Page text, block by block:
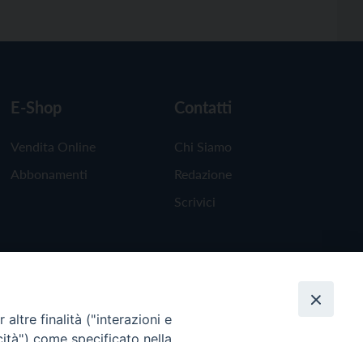
E-Shop
Vendita Online
Abbonamenti
Contatti
Chi Siamo
Redazione
Scrivici
altre finalità ("interazioni e